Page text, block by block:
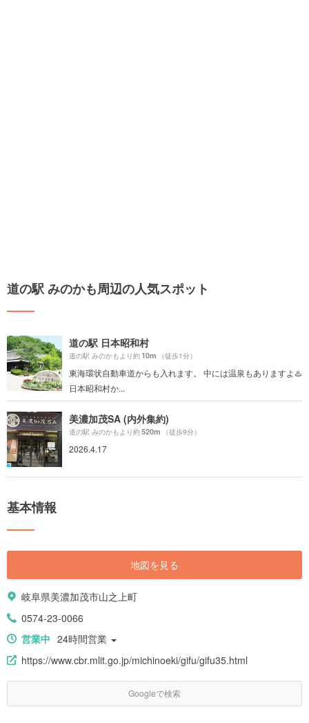
道の駅 みのかも周辺の人気スポット
道の駅 日本昭和村
道の駅 みのかもより約10m （徒歩1分）
東海環状自動車道からも入れます。 中には温泉もありますよ♨️
日本昭和村か...
美濃加茂SA (内外集約)
道の駅 みのかもより約520m （徒歩9分）
2026.4.17
基本情報
地図を見る
岐阜県美濃加茂市山之上町
0574-23-0066
営業中 24時間営業
https://www.cbr.mlit.go.jp/michinoeki/gifu/gifu35.html
Googleで検索